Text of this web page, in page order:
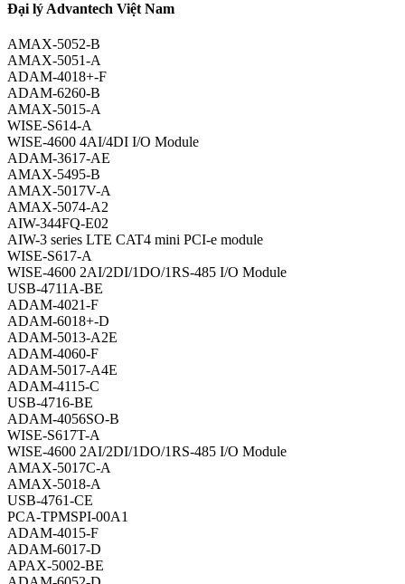
Đại lý Advantech Việt Nam
AMAX-5052-B
AMAX-5051-A
ADAM-4018+-F
ADAM-6260-B
AMAX-5015-A
WISE-S614-A
WISE-4600 4AI/4DI I/O Module
ADAM-3617-AE
AMAX-5495-B
AMAX-5017V-A
AMAX-5074-A2
AIW-344FQ-E02
AIW-3 series LTE CAT4 mini PCI-e module
WISE-S617-A
WISE-4600 2AI/2DI/1DO/1RS-485 I/O Module
USB-4711A-BE
ADAM-4021-F
ADAM-6018+-D
ADAM-5013-A2E
ADAM-4060-F
ADAM-5017-A4E
ADAM-4115-C
USB-4716-BE
ADAM-4056SO-B
WISE-S617T-A
WISE-4600 2AI/2DI/1DO/1RS-485 I/O Module
AMAX-5017C-A
AMAX-5018-A
USB-4761-CE
PCA-TPMSPI-00A1
ADAM-4015-F
ADAM-6017-D
APAX-5002-BE